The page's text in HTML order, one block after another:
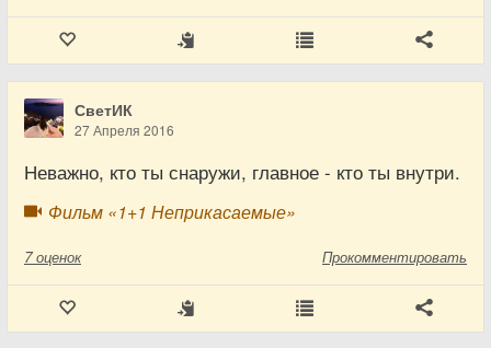
СветИК
27 Апреля 2016
Неважно, кто ты снаружи, главное - кто ты внутри.
Фильм «1+1 Неприкасаемые»
7 оценок Прокомментировать